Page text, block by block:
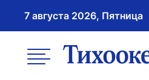
7 августа 2026, Пятница
меню